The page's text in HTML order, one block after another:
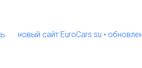
новый сайт EuroCars.su • обновления